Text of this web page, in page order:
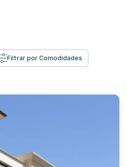
Filtrar por Comodidades